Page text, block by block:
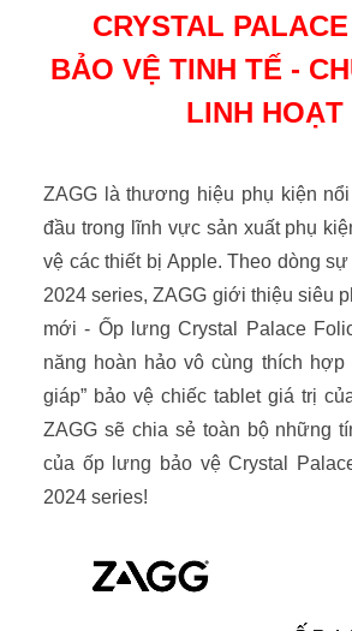
CRYSTAL
BẢO VỆ TINH TẾ -
LINH HOẠT
ZAGG là thương hiệu phụ kiện
đầu trong lĩnh vực sản xuất phụ
vệ các thiết bị Apple. Theo dòng
2024 series, ZAGG giới thiệu siêu
mới - Ốp lưng Crystal Palace
năng hoàn hảo vô cùng thích hợp
giáp” bảo vệ chiếc tablet giá trị
ZAGG sẽ chia sẻ toàn bộ những
của ốp lưng bảo vệ Crystal
2024 series!